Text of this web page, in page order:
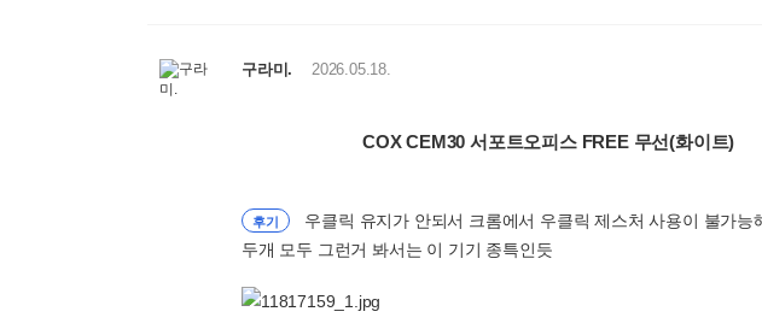
구라미. 2026.05.18.
COX CEM30 서포트오피스 FREE 무선(화이트)
후기
우클릭 유지가 안되서 크롬에서 우클릭 제스처 사용이 불가
두개 모두 그런거 봐서는 이 기기 종특인듯